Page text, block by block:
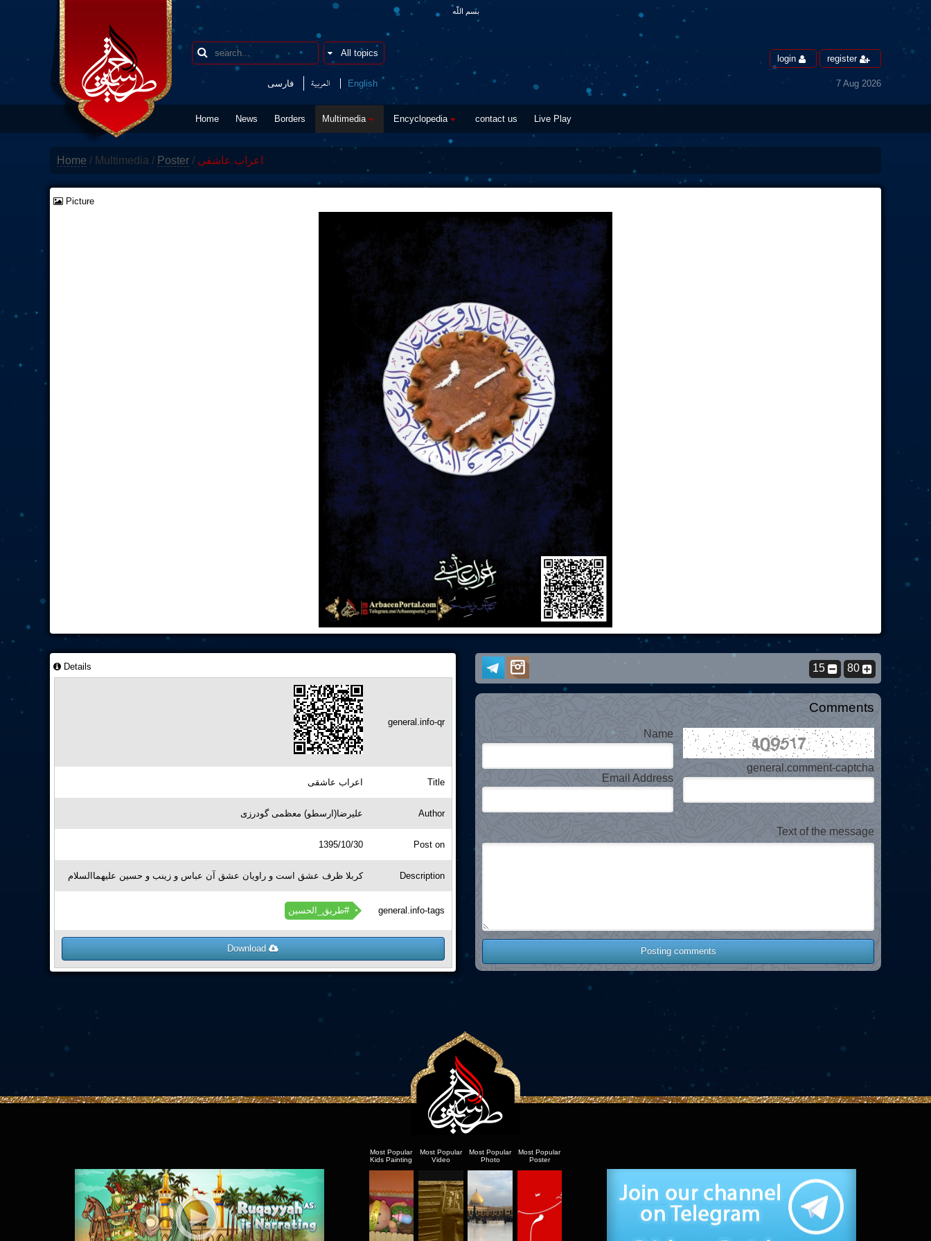
بسم اللّه
فارسی العربیة English
login register
7 Aug 2026
Home News Borders Multimedia Encyclopedia contact us Live Play
Home / Multimedia / Poster / اعراب عاشقی
Picture
Details
general.info-qr
Title اعراب عاشقی
Author علیرضا(ارسطو) معظمی گودرزی
Post on
1395/10/30
Description کربلا ظرف عشق است و راویان عشق آن عباس و زینب و حسین علیهماالسلام
general.info-tags #طریق_الحسین
Download
80
15
Comments
Name
Email Address
general.comment-captcha
Text of the message
Posting comments
Most Popular
Kids Painting
Most Popular
Video
Most Popular
Photo
Most Popular
Poster